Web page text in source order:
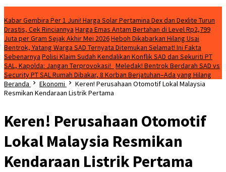
Kabar Gembira Per 1 Juni! Harga Solar Pertamina Dex dan Dexlite Turun
Drastis, Cek Rinciannya Harga Emas Antam Bertahan di Level Rp2,799
Juta per Gram Sejak Akhir Mei 2026Heboh Dikabarkan Hilang Usai
Bentrok, Yatang Warga SAD Ternyata Ditemukan Selamat! Ini Fakta
Sebenarnya Polisi Klaim Sudah Kendalikan Konflik SAD dan Sekuriti PT
SAL, Kapolda: Jangan Terprovokasi! Meledak! Bentrok Berdarah SAD vs
Security PT SAL Rumah Dibakar, 8 Korban Berjatuhan–Ada yang Hilang
Beranda
Ekonomi
Keren! Perusahaan Otomotif Lokal Malaysia
Resmikan Kendaraan Listrik Pertama
Keren! Perusahaan Otomotif
Lokal Malaysia Resmikan
Kendaraan Listrik Pertama